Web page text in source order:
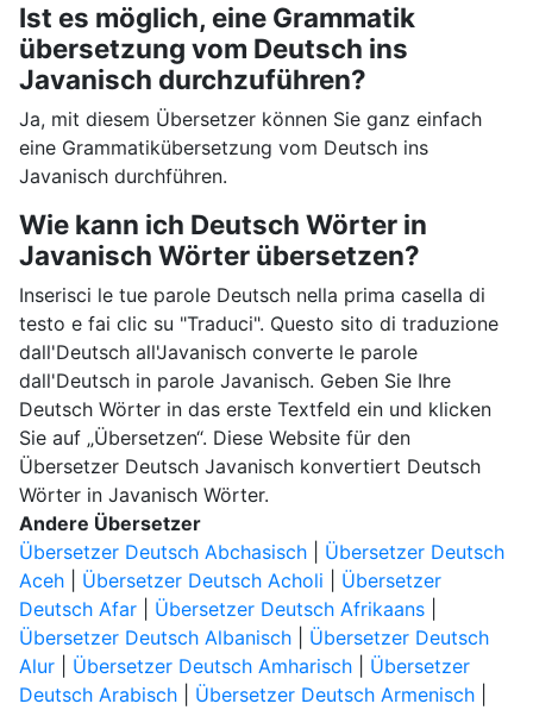
Ist es möglich, eine Grammatik
übersetzung vom Deutsch ins
Javanisch durchzuführen?
Ja, mit diesem Übersetzer können Sie ganz einfach
eine Grammatikübersetzung vom Deutsch ins
Javanisch durchführen.
Wie kann ich Deutsch Wörter in
Javanisch Wörter übersetzen?
Inserisci le tue parole Deutsch nella prima casella di
testo e fai clic su "Traduci". Questo sito di traduzione
dall'Deutsch all'Javanisch converte le parole
dall'Deutsch in parole Javanisch. Geben Sie Ihre
Deutsch Wörter in das erste Textfeld ein und klicken
Sie auf „Übersetzen“. Diese Website für den
Übersetzer Deutsch Javanisch konvertiert Deutsch
Wörter in Javanisch Wörter.
Andere Übersetzer
Übersetzer Deutsch Abchasisch| Übersetzer Deutsch
Aceh| Übersetzer Deutsch Acholi
Übersetzer
Deutsch Afar| Übersetzer Deutsch Afrikaans|
Übersetzer Deutsch Albanisch| Übersetzer Deutsch
Alur| Übersetzer Deutsch Amharisch| Übersetzer
Deutsch Arabisch| Übersetzer Deutsch Armenisch|